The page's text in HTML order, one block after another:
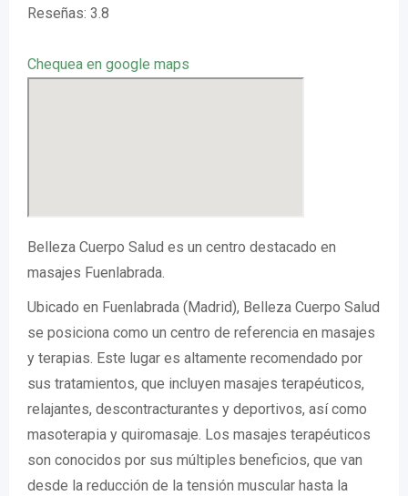
Reseñas: 3.8
Chequea en google maps
Belleza Cuerpo Salud es un centro destacado en
masajes Fuenlabrada.
Ubicado en Fuenlabrada (Madrid), Belleza Cuerpo Salud
se posiciona como un centro de referencia en masajes
y terapias. Este lugar es altamente recomendado por
sus tratamientos, que incluyen masajes terapéuticos,
relajantes, descontracturantes y deportivos, así como
masoterapia y quiromasaje. Los masajes terapéuticos
son conocidos por sus múltiples beneficios, que van
desde la reducción de la tensión muscular hasta la